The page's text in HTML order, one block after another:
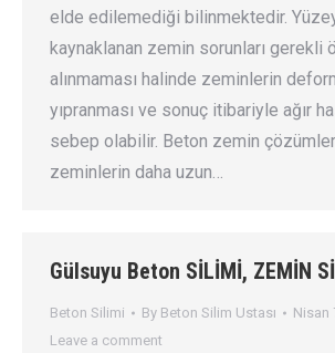
elde edilemediği bilinmektedir.
kaynaklanan zemin sorunları gerekli
alınmaması halinde zeminlerin
yıpranması ve sonuç itibariyle ağır
sebep olabilir. Beton zemin
zeminlerin daha uzun…
Gülsuyu Beton SİLİMİ, ZEMİN
Beton Silimi By Beton Silim Ustası
Nisan
Leave a comment